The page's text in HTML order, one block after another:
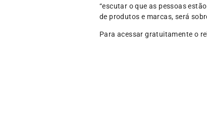
“escutar o que as pessoas
de produtos e marcas, será
Para acessar gratuitamente o